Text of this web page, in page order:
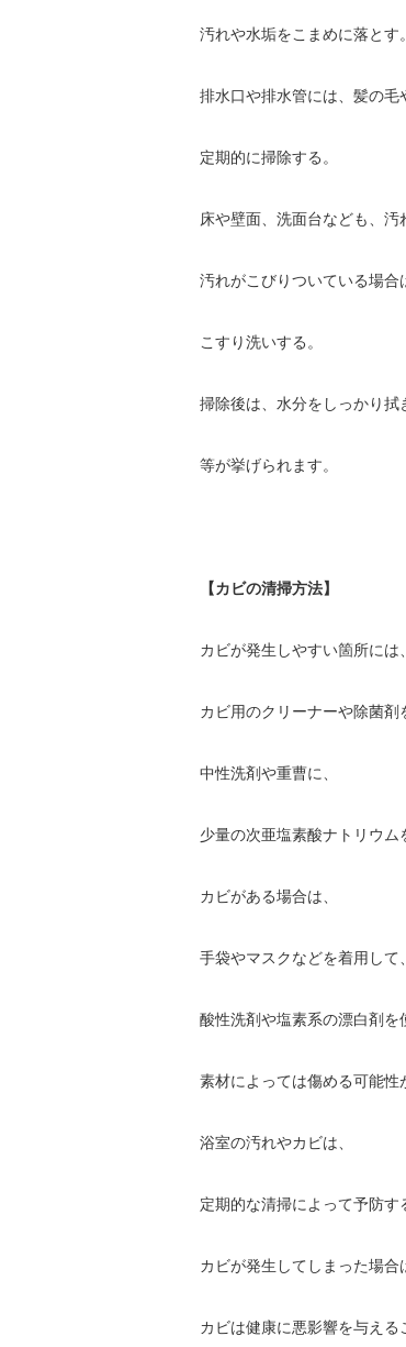
汚れや水垢をこまめに落とす。
排水口や排水管には、髪の毛
定期的に掃除する。
床や壁面、洗面台なども、汚
汚れがこびりついている場合
こすり洗いする。
掃除後は、水分をしっかり拭
等が挙げられます。
【カビの清掃方法】
カビが発生しやすい箇所には、
カビ用のクリーナーや除菌剤
中性洗剤や重曹に、
少量の次亜塩素酸ナトリウム
カビがある場合は、
手袋やマスクなどを着用して
酸性洗剤や塩素系の漂白剤を
素材によっては傷める可能性
浴室の汚れやカビは、
定期的な清掃によって予防す
カビが発生してしまった場合
カビは健康に悪影響を与える